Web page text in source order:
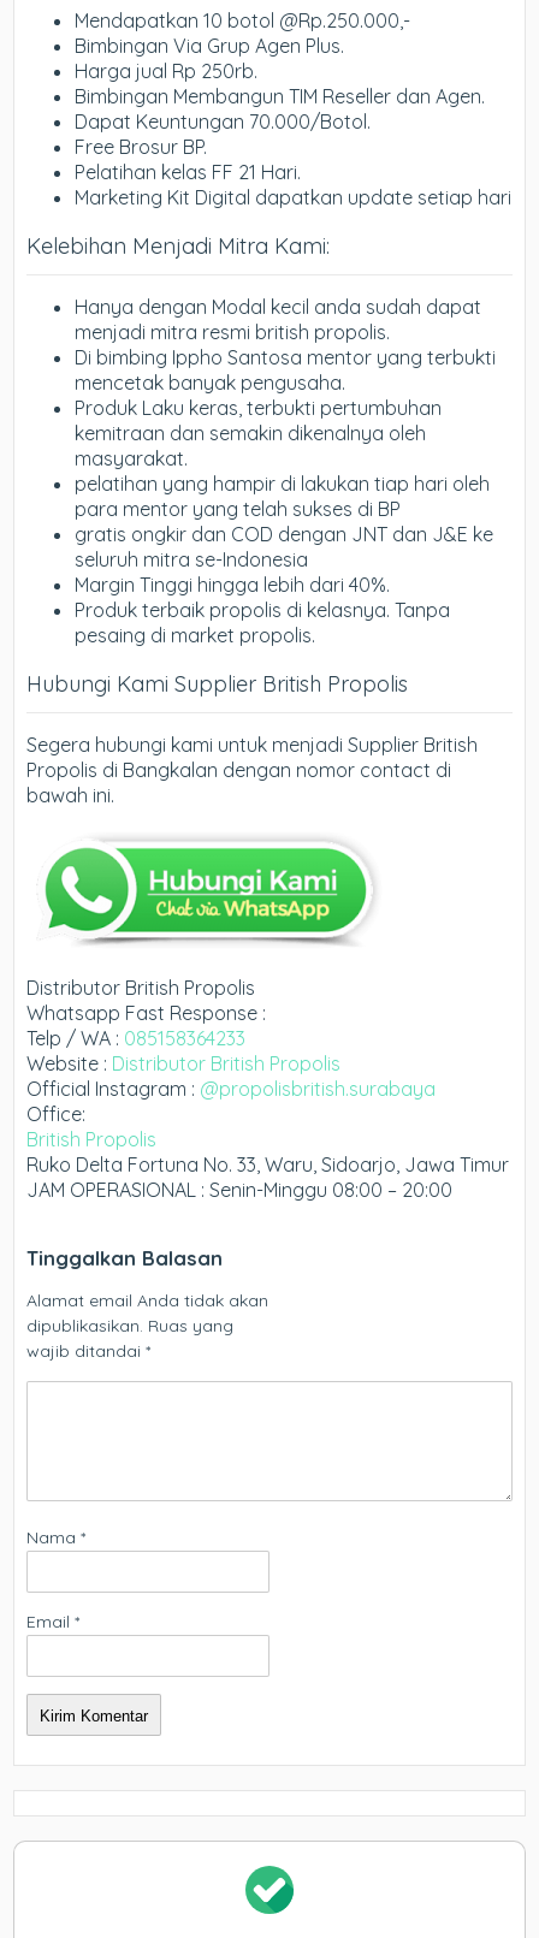
Mendapatkan 10 botol @Rp.250.000,-
Bimbingan Via Grup Agen Plus.
Harga jual Rp 250rb.
Bimbingan Membangun TIM Reseller dan Agen.
Dapat Keuntungan 70.000/Botol.
Free Brosur BP.
Pelatihan kelas FF 21 Hari.
Marketing Kit Digital dapatkan update setiap hari
Kelebihan Menjadi Mitra Kami:
Hanya dengan Modal kecil anda sudah dapat
menjadi mitra resmi british propolis.
Di bimbing Ippho Santosa mentor yang terbukti
mencetak banyak pengusaha.
Produk Laku keras, terbukti pertumbuhan
kemitraan dan semakin dikenalnya oleh
masyarakat.
pelatihan yang hampir di lakukan tiap hari oleh
para mentor yang telah sukses di BP
gratis ongkir dan COD dengan JNT dan J&E ke
seluruh mitra se-Indonesia
Margin Tinggi hingga lebih dari 40%.
Produk terbaik propolis di kelasnya. Tanpa
pesaing di market propolis.
Hubungi Kami Supplier British Propolis
Segera hubungi kami untuk menjadi Supplier British
Propolis di Bangkalan dengan nomor contact di
bawah ini.
Distributor British Propolis
Whatsapp Fast Response :
Telp / WA : 085158364233
Website : Distributor British Propolis
Official Instagram : @propolisbritish.surabaya
Office:
British Propolis
Ruko Delta Fortuna No. 33, Waru, Sidoarjo, Jawa Timur
JAM OPERASIONAL : Senin-Minggu 08:00 – 20:00
Tinggalkan Balasan
Alamat email Anda tidak akan
dipublikasikan. Ruas yang
wajib ditandai*
Nama*
Email*